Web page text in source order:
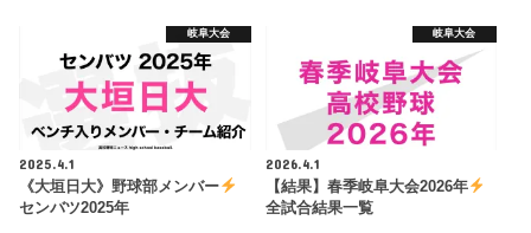
岐阜大会
2025.4.1
《大垣日大》野球部メンバー
センバツ2025年
岐阜大会
2026.4.1
【結果】春季岐阜大会2026年
全試合結果一覧